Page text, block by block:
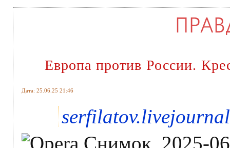
Европа против России.
Дата: 25.06.25 21:46